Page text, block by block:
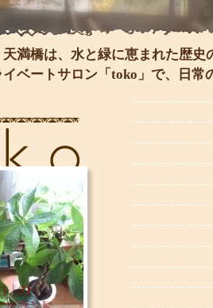
満橋は、水と緑に恵まれた歴史
ベートサロン「toko」で、日常
ちら